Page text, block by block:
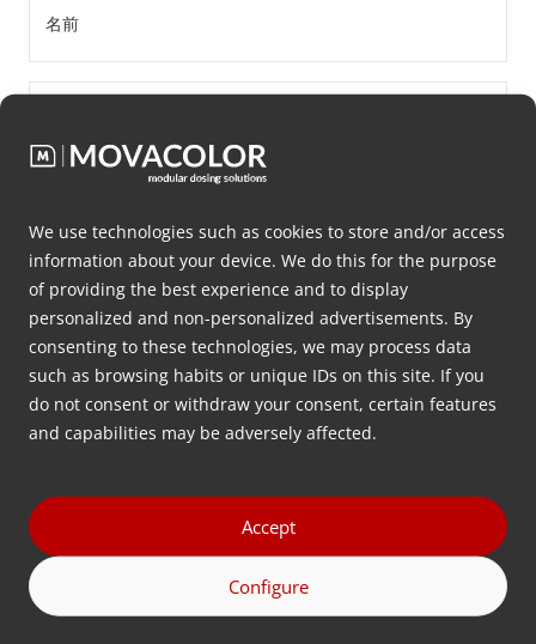
We use technologies such as cookies to store and/or access
information about your device. We do this for the purpose
of providing the best experience and to display
personalized and non-personalized advertisements. By
consenting to these technologies, we may process data
such as browsing habits or unique IDs on this site. If you
do not consent or withdraw your consent, certain features
and capabilities may be adversely affected.
Accept
Configure
前
*
姓
社
名
*
Email
*
電
話
所
国